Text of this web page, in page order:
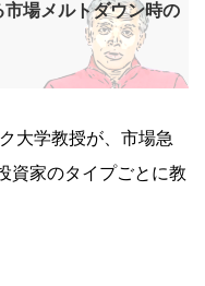
場メルトダウン時の
大学教授が、市場急
資家のタイプごとに教